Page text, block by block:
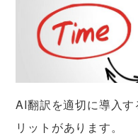
AI翻訳を適切に導入
リットがあります。